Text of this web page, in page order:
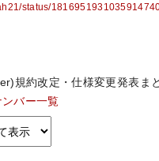
status/
規約改定・仕様変更発表ま
バー一覧